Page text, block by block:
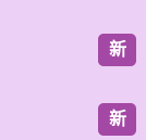
新
新